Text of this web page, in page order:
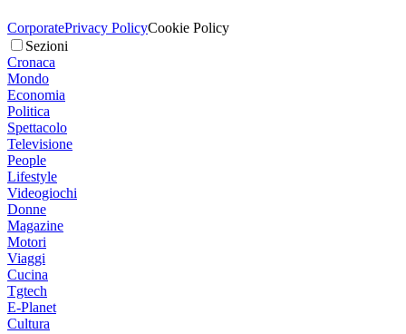
CorporatePrivacy PolicyCookie Policy
Sezioni
Cronaca
Mondo
Economia
Politica
Spettacolo
Televisione
People
Lifestyle
Videogiochi
Donne
Magazine
Motori
Viaggi
Cucina
Tgtech
E-Planet
Cultura